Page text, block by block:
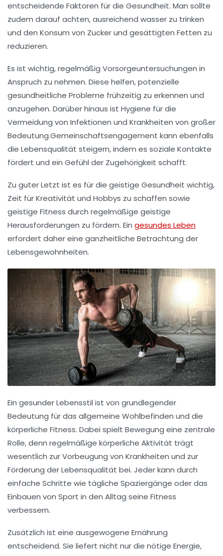
entscheidende Faktoren für die Gesundheit. Man sollte
zudem darauf achten, ausreichend wasser zu trinken
und den Konsum von Zucker und gesättigten Fetten zu
reduzieren.
Es ist wichtig, regelmäßig Vorsorgeuntersuchungen in
Anspruch zu nehmen. Diese helfen, potenzielle
gesundheitliche Probleme frühzeitig zu erkennen und
anzugehen. Darüber hinaus ist Hygiene für die
Vermeidung von Infektionen und Krankheiten von großer
Bedeutung.Gemeinschaftsengagement kann ebenfalls
die Lebensqualität steigern, indem es soziale Kontakte
fördert und ein Gefühl der Zugehörigkeit schafft.
Zu guter Letzt ist es für die geistige Gesundheit wichtig,
Zeit für Kreativität und Hobbys zu schaffen sowie
geistige Fitness durch regelmäßige geistige
Herausforderungen zu fördern. Ein gesundes Leben
erfordert daher eine ganzheitliche Betrachtung der
Lebensgewohnheiten.
Ein gesunder Lebensstil ist von grundlegender
Bedeutung für das allgemeine Wohlbefinden und die
körperliche Fitness. Dabei spielt Bewegung eine zentrale
Rolle, denn regelmäßige körperliche Aktivität trägt
wesentlich zur Vorbeugung von Krankheiten und zur
Förderung derLebensqualität bei. Jeder kann durch
einfache Schritte wie tägliche Spaziergänge oder das
Einbauen von Sport in den Alltag seine Fitness
verbessern.
Zusätzlich ist eine ausgewogene Ernährung
entscheidend. Sie liefert nicht nur die nötige Energie,